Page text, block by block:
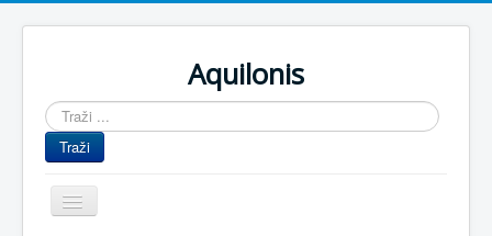
Aquilonis
Traži
...
Traži
Prikaz/Sakrivanje
navigacije